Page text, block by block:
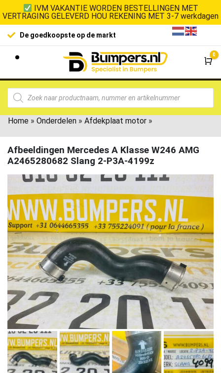
IVM VAKANTIE WORDEN BESTELLINGEN MET
VERTRAGING GELEVERD HOU REKENING MET 3-7 werkdagen
De goedkoopste op de markt
0
Home » Onderdelen » Afdekplaat motor »
Afbeeldingen Mercedes A Klasse W246 AMG
A2465280682 Slang 2-P3A-4199z